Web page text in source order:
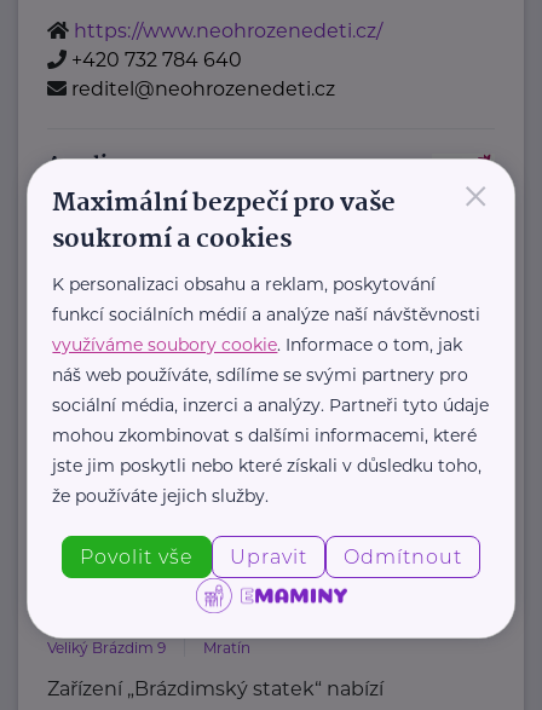
https://www.neohrozenedeti.cz/
+420 732 784 640
reditel@neohrozenedeti.cz
Amelie, z.s.
Šaldova Praha
Amelie od roku 2006 pomáhá žít život
s rakovinou:
poskytujeme
psychosociální pomoc
onkologicky nemocným a ...
https://www.amelie-zs.cz/
+420 739 001 123
praha@amelie-zs.cz
Brázdimský statek, z.s.
Veliký Brázdim 9 Mratín
Zařízení „Brázdimský statek“ nabízí
×
Maximální bezpečí pro vaše
soukromí a cookies
K personalizaci obsahu a reklam, poskytování
funkcí sociálních médií a analýze naší návštěvnosti
využíváme soubory cookie. Informace o tom, jak
náš web používáte, sdílíme se svými partnery pro
sociální média, inzerci a analýzy. Partneři tyto údaje
mohou zkombinovat s dalšími informacemi, které
jste jim poskytli nebo které získali v důsledku toho,
že používáte jejich služby.
Povolit vše Upravit Odmítnout